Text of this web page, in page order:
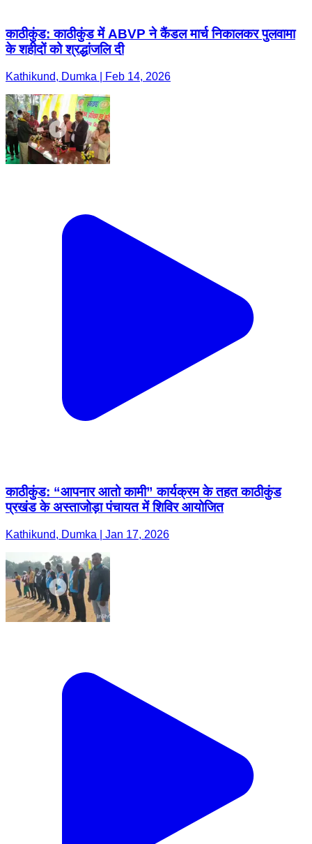
काठीकुंड: काठीकुंड में ABVP ने कैंडल मार्च निकालकर पुलवामा
के शहीदों को श्रद्धांजलि दी
Kathikund, Dumka | Feb 14, 2026
काठीकुंड: “आपनार आतो कामी” कार्यक्रम के तहत काठीकुंड
प्रखंड के अस्ताजोड़ा पंचायत में शिविर आयोजित
Kathikund, Dumka | Jan 17, 2026